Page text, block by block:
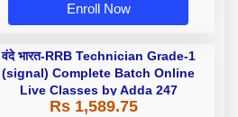
Enroll Now
वंदे भारत-RRB Technician Grade-1
(signal) Complete Batch Online
Live Classes by Adda 247
Rs 1,589.75